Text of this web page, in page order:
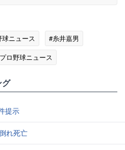
ニュース
#糸井嘉男
ロ野球ニュース
グ
提示
れ死亡